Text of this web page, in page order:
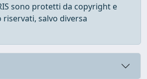
sono protetti da copyright e
salvo diversa